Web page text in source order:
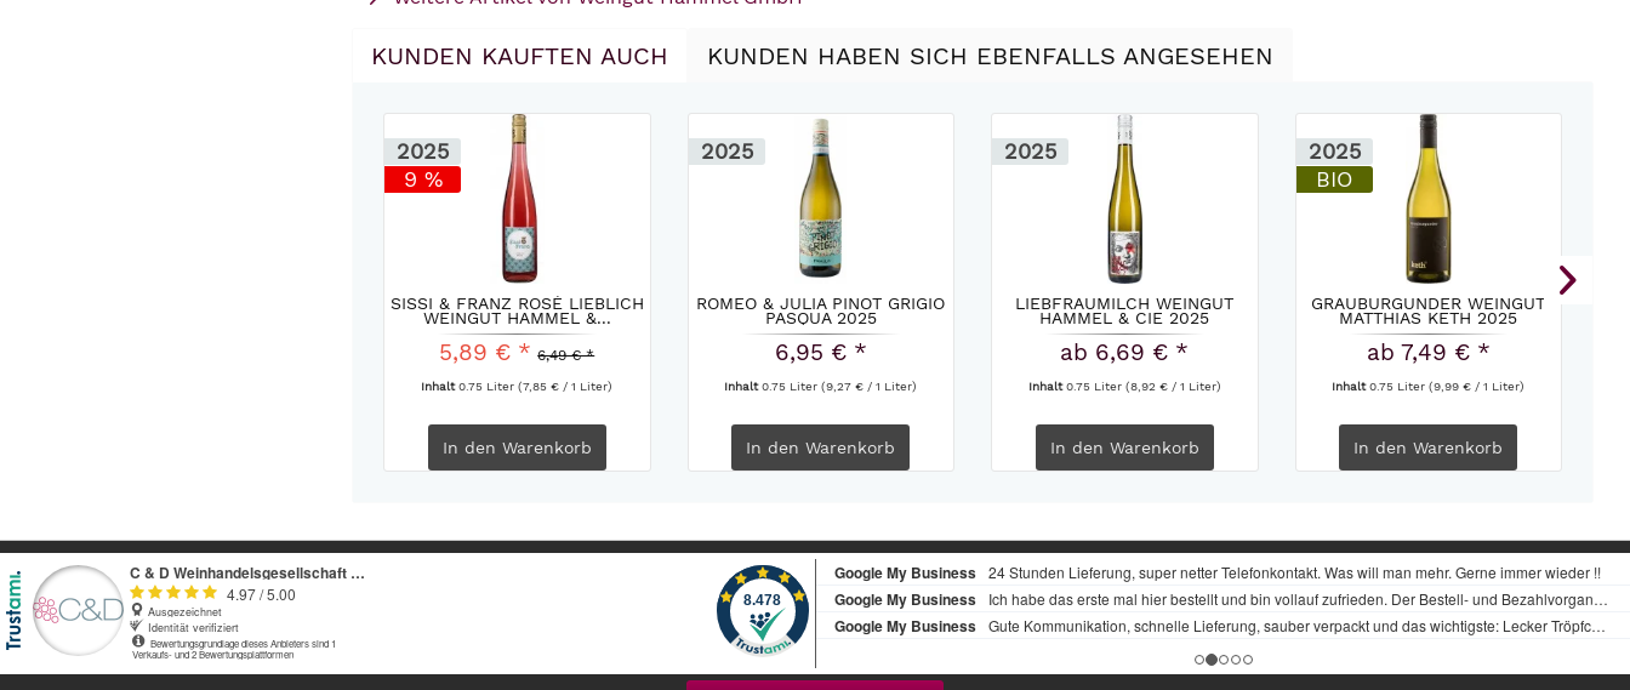
KUNDEN KAUFTEN AUCH KUNDEN HABEN SICH EBENFALLS ANGESEHEN
2025
9 %
SISSI & FRANZ ROSÉ LIEBLICH
WEINGUT HAMMEL &...
5,89 € * 6,49 € *
Inhalt0.75 Liter(7,85 € / 1 Liter)
In den Warenkorb
2025
ROMEO & JULIA PINOT GRIGIO
PASQUA 2025
6,95 € *
Inhalt0.75 Liter(9,27 € / 1 Liter)
In den Warenkorb
2025
LIEBFRAUMILCH WEINGUT
HAMMEL & CIE 2025
ab 6,69 € *
Inhalt0.75 Liter (8,92 € / 1 Liter)
In den Warenkorb
2025
BIO
GRAUBURGUNDER WEINGUT
MATTHIAS KETH 2025
ab 7,49 € *
Inhalt0.75 Liter(9,99 € / 1 Liter)
In den Warenkorb